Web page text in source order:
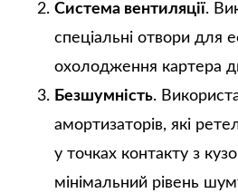
Система вентиляції.
спеціальні отвори для
охолодження картера
Безшумність.
амортизаторів, які
у точках контакту з
мінімальний рівень